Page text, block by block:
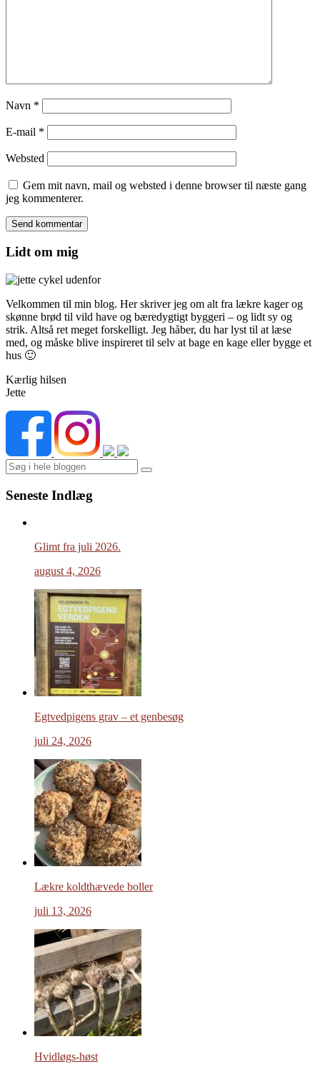
Navn *
E-mail *
Websted
Gem mit navn, mail og websted i denne browser til næste gang
jeg kommenterer.
Lidt om mig
Velkommen til min blog. Her skriver jeg om alt fra lækre kager og
skønne brød til vild have og bæredygtigt byggeri – og lidt sy og
strik. Altså ret meget forskelligt. Jeg håber, du har lyst til at læse
med, og måske blive inspireret til selv at bage en kage eller bygge et
hus 🙂
Kærlig hilsen
Jette
Search
Seneste Indlæg
Glimt fra juli 2026.
august 4, 2026
Egtvedpigens grav – et genbesøg
juli 24, 2026
Lækre koldthævede boller
juli 13, 2026
Hvidløgs-høst